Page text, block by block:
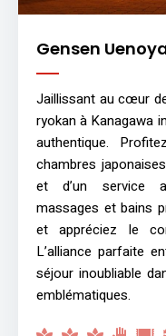
Gensen
Jaillissant au cœur
ryokan à Kanagawa
authentique.
chambres
et d’un service
massages et bains
et appréciez le
L’alliance parfaite
séjour inoubliable
emblématiques.